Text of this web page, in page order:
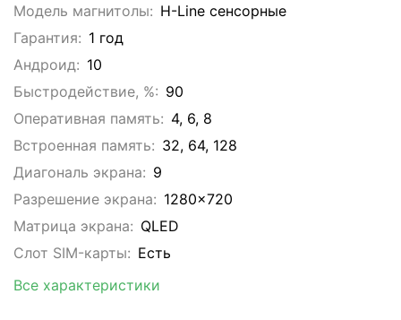
Модель магнитолы: H-Line сенсорные
Гарантия: 1 год
Андроид: 10
Быстродействие, %: 90
Оперативная память: 4, 6, 8
Встроенная память: 32, 64, 128
Диагональ экрана: 9
Разрешение экрана: 1280x720
Матрица экрана: QLED
Слот SIM-карты: Eсть
Все характеристики